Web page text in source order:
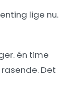
lige nu.
én time
Det